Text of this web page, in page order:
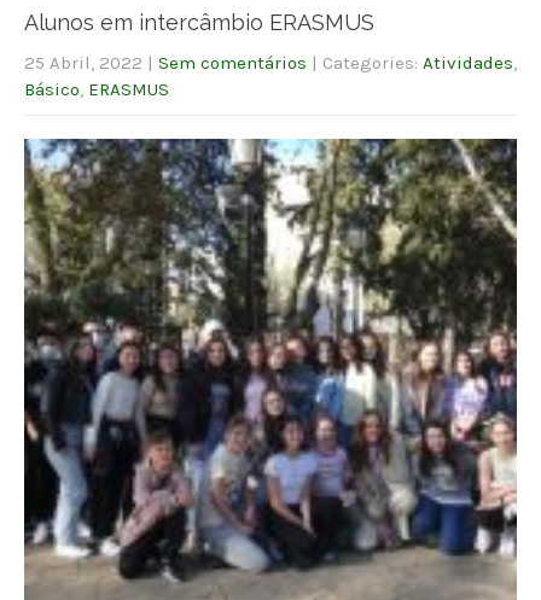
Alunos em intercâmbio ERASMUS
25 Abril, 2022 | Sem comentários | Categories: Atividades
Básico ERASMUS